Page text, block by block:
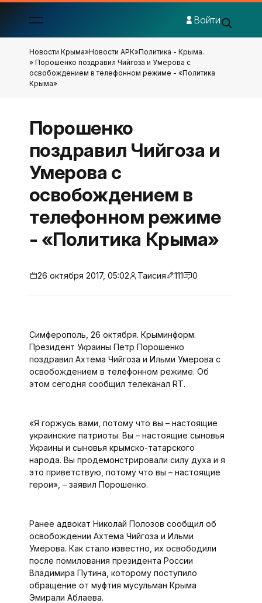
Войти
Новости Крыма»Новости АРК»Политика - Крыма.
» Порошенко поздравил Чийгоза и Умерова с
освобождением в телефонном режиме - «Политика
Крыма»
Порошенко
поздравил Чийгоза и
Умерова с
освобождением в
телефонном режиме
- «Политика Крыма»
26 октября 2017, 05:02 Таисия 111 0
Симферополь, 26 октября. Крыминформ.
Президент Украины Петр Порошенко
поздравил Ахтема Чийгоза и Ильми Умерова с
освобождением в телефонном режиме. Об
этом сегодня сообщил телеканал RT.
«Я горжусь вами, потому что вы – настоящие
украинские патриоты. Вы – настоящие сыновья
Украины и сыновья крымско-татарского
народа. Вы продемонстрировали силу духа и я
это приветствую, потому что вы – настоящие
герои», – заявил Порошенко.
Ранее адвокат Николай Полозов сообщил об
освобождении Ахтема Чийгоза и Ильми
Умерова. Как стало известно, их освободили
после помилования президента России
Владимира Путина, которому поступило
обращение от муфтия мусульман Крыма
Эмирали Аблаева.